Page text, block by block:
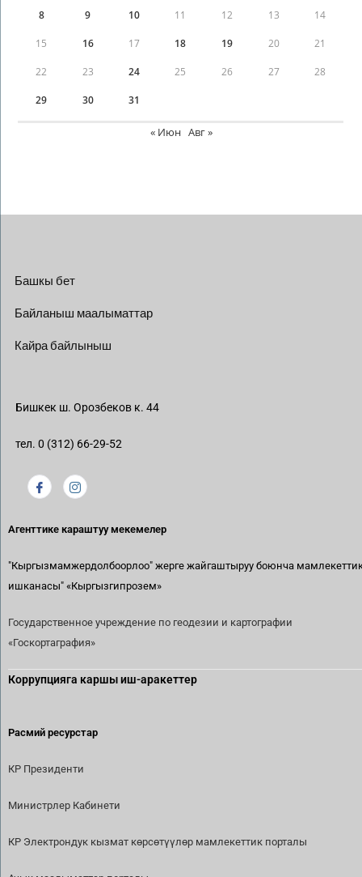
8 9 10 11 12 13 14
15 16 17 18 19 20 21
22 23 24 25 26 27 28
29 30 31
« Июн Авг »
Башкы бет
Байланыш маалыматтар
Кайра байлыныш
Бишкек ш. Орозбеков к. 44
тел. 0 (312) 66-29-52
Агенттике караштуу мекемелер
"Кыргызмамжердолбоорлоо" жерге жайгаштыруу боюнча
ишканасы" «Кыргызгипрозем»
Государственное учреждение по геодезии и картографии
«Госкортаграфия»
Коррупцияга каршы иш-аракеттер
Расмий ресурстар
КР Президенти
Министрлер Кабинети
КР Электрондук кызмат көрсөтүүлөр мамлекеттик порталы